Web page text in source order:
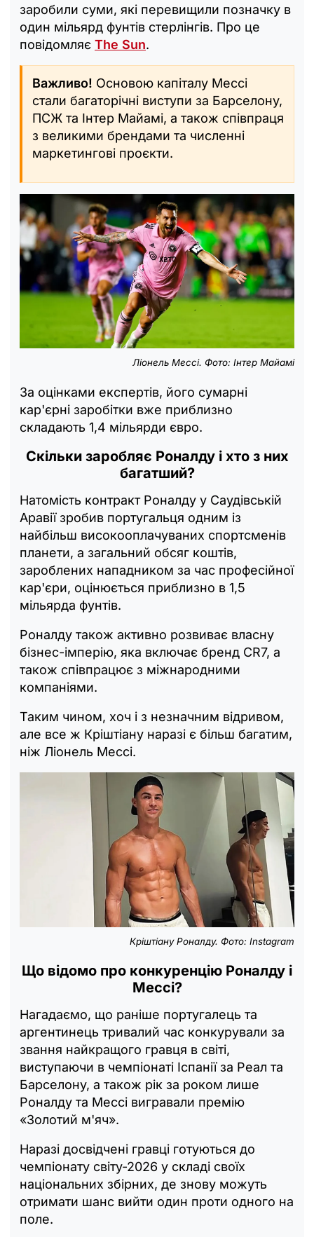
заробили суми, які перевищили позначку в
один мільярд фунтів стерлінгів. Про це
повідомляє The Sun.
Важливо! Основою капіталу Мессі
стали багаторічні виступи за Барселону,
ПСЖ та Інтер Майамі, а також співпраця
з великими брендами та численні
маркетингові проєкти.
Ліонель Мессі. Фото: Інтер Майамі
За оцінками експертів, його сумарні
кар'єрні заробітки вже приблизно
складають 1,4 мільярди євро.
Скільки заробляє Роналду і хто з них
багатший?
Натомість контракт Роналду у Саудівській
Аравії зробив португальця одним із
найбільш високооплачуваних спортсменів
планети, а загальний обсяг коштів,
зароблених нападником за час професійної
кар'єри, оцінюється приблизно в 1,5
мільярда фунтів.
Роналду також активно розвиває власну
бізнес-імперію, яка включає бренд CR7, а
також співпрацює з міжнародними
компаніями.
Таким чином, хоч і з незначним відривом,
але все ж Кріштіану наразі є більш багатим,
ніж Ліонель Мессі.
Кріштіану Роналду. Фото: Instagram
Що відомо про конкуренцію Роналду і
Мессі?
Нагадаємо, що раніше португалець та
аргентинець тривалий час конкурували за
звання найкращого гравця в світі,
виступаючи в чемпіонаті Іспанії за Реал та
Барселону, а також рік за роком лише
Роналду та Мессі вигравали премію
«Золотий м'яч».
Наразі досвідчені гравці готуються до
чемпіонату світу-2026 у складі своїх
національних збірних, де знову можуть
отримати шанс вийти один проти одного на
поле.